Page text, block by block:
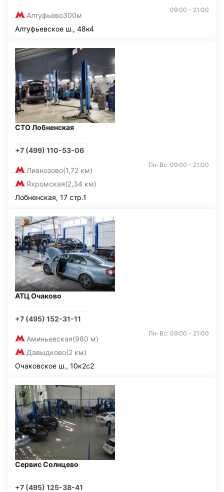
Алтуфьево300м
09:00 - 21:00
Алтуфьевское ш., 48к4
СТО Лобненская
+7 (499) 110-53-06
Лианозово(1,72 км)
Яхромская(2,34 км)
Пн-Вс: 09:00 - 21:00
Лобненская, 17 стр.1
АТЦ Очаково
+7 (495) 152-31-11
Аминьевская(980 м)
Давыдково(2 км)
Пн-Вс: 09:00 - 21:00
Очаковское ш., 10к2с2
Сервис Солнцево
+7 (495) 125-38-41